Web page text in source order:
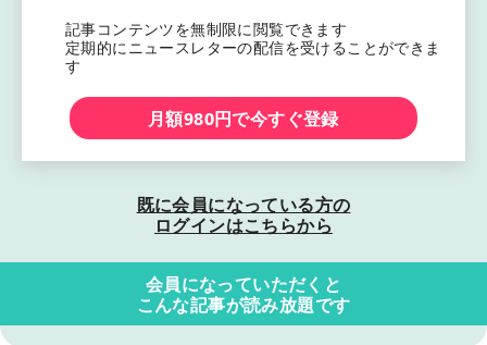
記事コンテンツを無制限に閲覧できます
定期的にニュースレターの配信を受けることができま
す
月額980円で今すぐ登録
既に会員になっている方の
ログインはこちらから
会員になっていただくと
こんな記事が読み放題です